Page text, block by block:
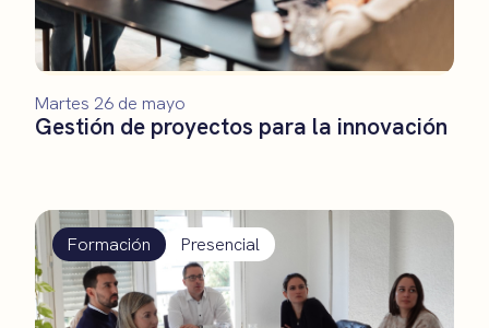
Gestión de proyectos para la innovación
Martes 26 de mayo
Formación Presencial